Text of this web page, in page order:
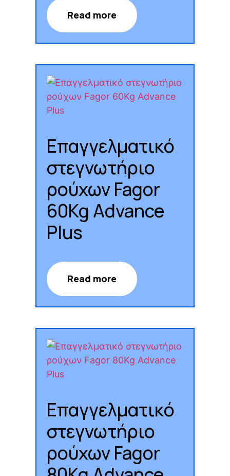
Read more
Επαγγελματικό
στεγνωτήριο
ρούχων Fagor
60Kg Advance
Plus
Read more
Επαγγελματικό
στεγνωτήριο
ρούχων Fagor